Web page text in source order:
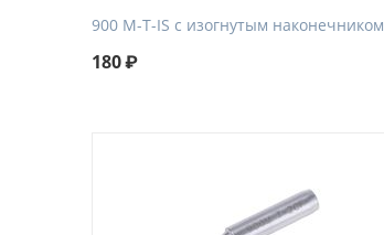
900 M-T-IS с изогнутым наконечником
180₽